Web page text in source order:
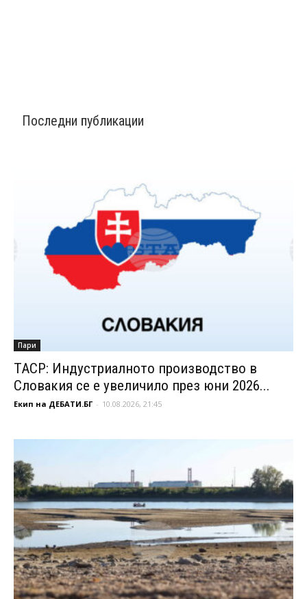
Последни публикации
Пари
ТАСР: Индустриалното производство в
Словакия се е увеличило през юни 2026...
Екип на ДЕБАТИ.БГ - 10.08.2026, 21:45